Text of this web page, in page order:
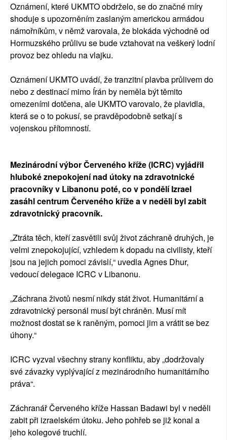
Oznámení, které UKMTO obdrželo, se do značné míry
shoduje s upozorněním zaslaným americkou armádou
námořníkům, v němž varovala, že blokáda východně od
Hormuzského průlivu se bude vztahovat na veškerý lodní
provoz bez ohledu na vlajku.
Oznámení UKMTO uvádí, že tranzitní plavba průlivem do
nebo z destinací mimo Írán by neměla být těmito
omezeními dotčena, ale UKMTO varovalo, že plavidla,
která se o to pokusí, se pravděpodobně setkají s
vojenskou přítomností.
Mezinárodní výbor Červeného kříže (ICRC) vyjádřil
hluboké znepokojení nad útoky na zdravotnické
pracovníky v Libanonu poté, co v pondělí Izrael
zasáhl centrum Červeného kříže a v neděli byl zabit
zdravotnický pracovník.
„Ztráta těch, kteří zasvětili svůj život záchraně druhých, je
velmi znepokojující, vzhledem k dopadu na civilisty, kteří
jsou na jejich pomoci závislí,“ uvedla Agnes Dhur,
vedoucí delegace ICRC v Libanonu.
„Záchrana životů nesmí nikdy stát život. Humanitární a
zdravotnický personál musí být chráněn. Musí mít
možnost dostat se k raněným, pomoci jim a vrátit se bez
úhony.“
ICRC vyzval všechny strany konfliktu, aby „dodržovaly
své závazky vyplývající z mezinárodního humanitárního
práva“.
Záchranář Červeného kříže Hassan Badawi byl v neděli
zabit při izraelském útoku. Jeho pohřeb se již konal a
jeho kolegové truchlí.